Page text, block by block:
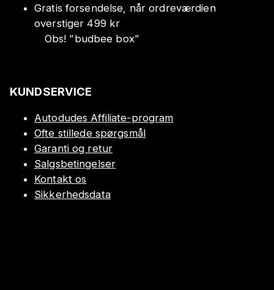
Gratis forsendelse, når ordreværdien
overstiger 499 kr
Obs! "budbee box"
KUNDSERVICE
Autodudes Affiliate-program
Ofte stillede spørgsmål
Garanti og retur
Salgsbetingelser
Kontakt os
Sikkerhedsdata